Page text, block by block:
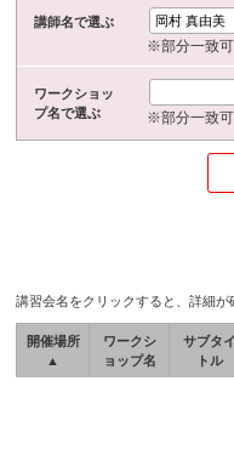
講師名で選ぶ
※部分一致可
ワークショッ
プ名で選ぶ
※部分一致可
講習会名をクリックすると、詳細が
開催場所
▲
ワークシ
ョップ名
サブタイ
トル